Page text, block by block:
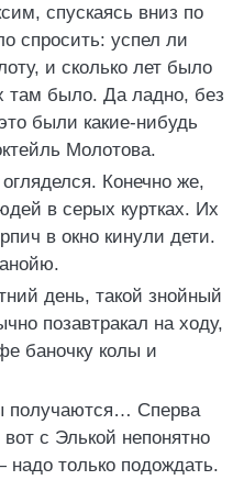
спускаясь вниз по
спросить: успел ли
и сколько лет было
там было. Да ладно, без
были какие-нибудь
Молотова.
Конечно же,
в серых куртках. Их
в окно кинули дети.
день, такой знойный
позавтракал на ходу,
баночку колы и
получаются… Сперва
с Элькой непонятно
надо только подождать.